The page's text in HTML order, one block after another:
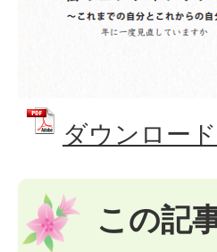
ダウンロー
この記